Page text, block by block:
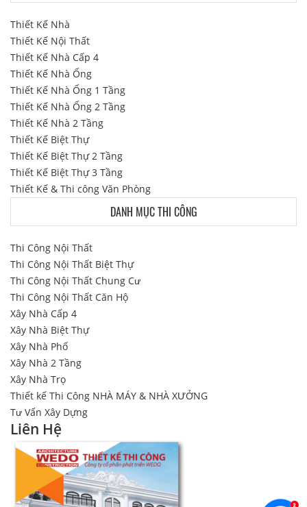
Thiết Kế Nhà
Thiết Kế Nội Thất
Thiết Kế Nhà Cấp 4
Thiết Kế Nhà Ống
Thiết Kế Nhà Ống 1 Tầng
Thiết Kế Nhà Ống 2 Tầng
Thiết Kế Nhà 2 Tầng
Thiết Kế Biệt Thự
Thiết Kế Biệt Thự 2 Tầng
Thiết Kế Biệt Thự 3 Tầng
Thiết Kế & Thi công Văn Phòng
DANH MỤC THI CÔNG
Thi Công Nội Thất
Thi Công Nội Thất Biệt Thự
Thi Công Nội Thất Chung Cư
Thi Công Nội Thất Căn Hộ
Xây Nhà Cấp 4
Xây Nhà Biệt Thự
Xây Nhà Phố
Xây Nhà 2 Tầng
Xây Nhà Trọ
Thiết kế Thi Công NHÀ MÁY & NHÀ XƯỞNG
Tư Vấn Xây Dựng
Liên Hệ